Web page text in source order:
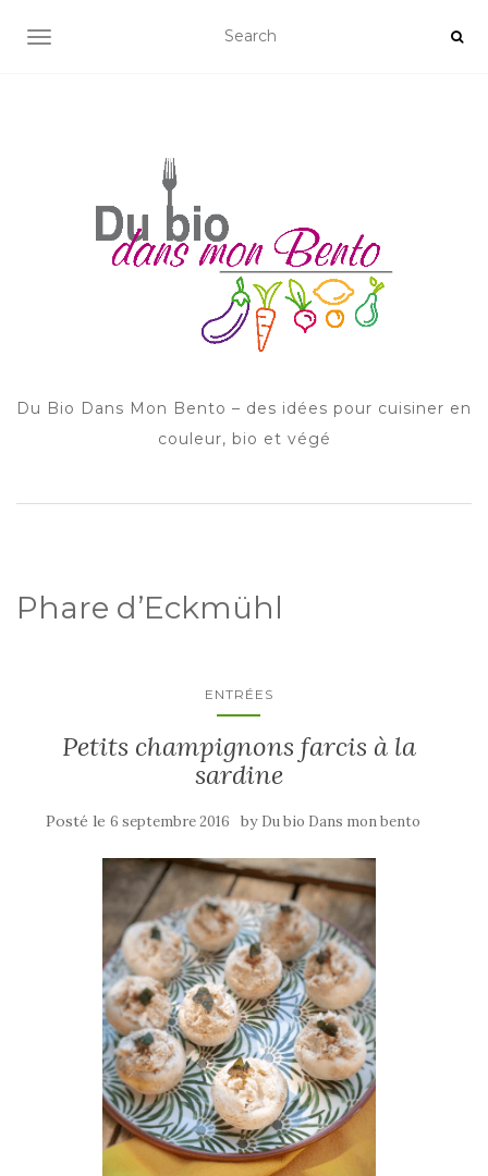
AFFICHER/MASQUER LA NAVIGATION
Du Bio Dans Mon Bento – des idées pour cuisiner en
couleur, bio et végé
Phare d’Eckmühl
ENTRÉES
Petits champignons farcis à la
sardine
Posté le 6 septembre 2016 by Du bio Dans mon bento